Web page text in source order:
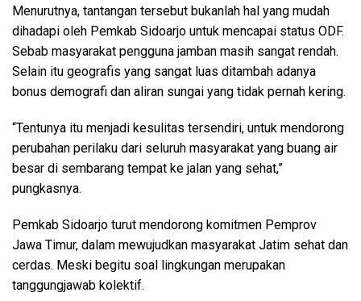
Menurutnya, tantangan tersebut bukanlah hal yang mudah
dihadapi oleh Pemkab Sidoarjo untuk mencapai status ODF.
Sebab masyarakat pengguna jamban masih sangat rendah.
Selain itu geografis yang sangat luas ditambah adanya
bonus demografi dan aliran sungai yang tidak pernah kering.
“Tentunya itu menjadi kesulitas tersendiri, untuk mendorong
perubahan perilaku dari seluruh masyarakat yang buang air
besar di sembarang tempat ke jalan yang sehat,”
pungkasnya.
Pemkab Sidoarjo turut mendorong komitmen Pemprov
Jawa Timur, dalam mewujudkan masyarakat Jatim sehat dan
cerdas. Meski begitu soal lingkungan merupakan
tanggungjawab kolektif.